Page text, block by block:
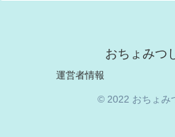
おちょみつ
運営者情報
© 2022 おちょみ